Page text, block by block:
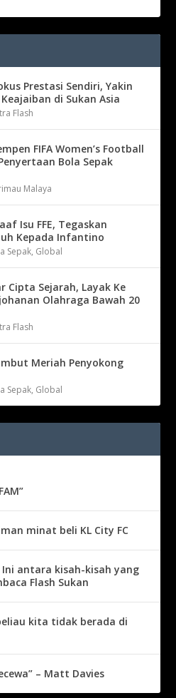
Prestasi Sendiri, Yakin
di Sukan Asia
Flash
FIFA Women’s Football
Bola Sepak
Malaya
Isu FFE, Tegaskan
Kepada Infantino
Sepak, Global
Cipta Sejarah, Layak Ke
Olahraga Bawah 20
Flash
Meriah Penyokong
Sepak, Global
minat beli KL City FC
antara kisah-kisah yang
Flash Sukan
kita tidak berada di
– Matt Davies